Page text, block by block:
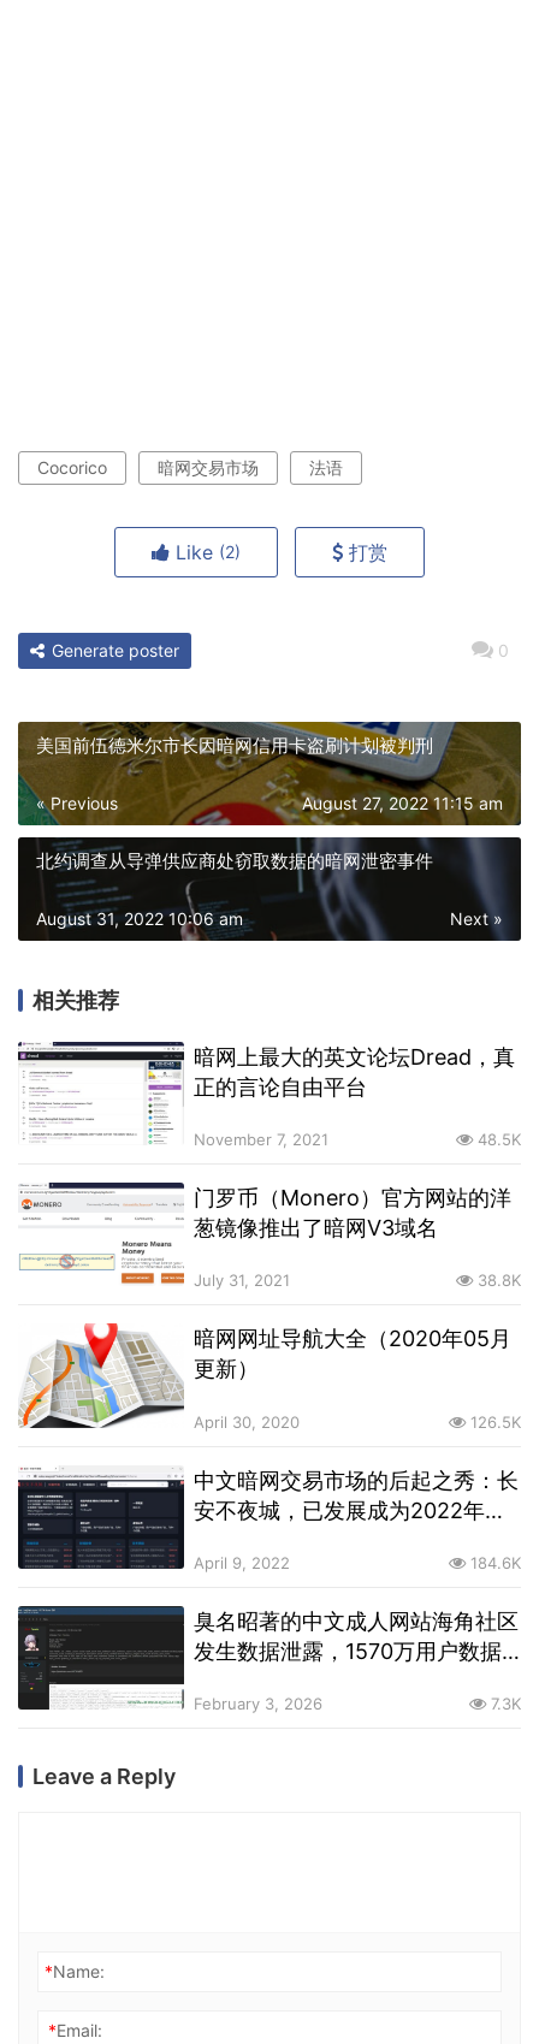
Cocorico 暗网交易市场 法语
Like (2) 打赏
0
Generate poster
美国前伍德米尔市长因暗网信用卡盗刷计划被判刑
« Previous August 27, 2022 11:15 am
北约调查从导弹供应商处窃取数据的暗网泄密事件
Next »
August 31, 2022 10:06 am
相关推荐
暗网上最大的英文论坛Dread，真
正的言论自由平台
November 7, 2021 48.5K
门罗币（Monero）官方网站的洋
葱镜像推出了暗网V3域名
July 31, 2021 38.8K
暗网网址导航大全（2020年05月
更新）
April 30, 2020 126.5K
中文暗网交易市场的后起之秀：长
安不夜城，已发展成为2022年最
April 9, 2022 184.6K
臭名昭著的中文成人网站海角社区
发生数据泄露，1570万用户数据
February 3, 2026 7.3K
Leave a Reply
*Name:
*Email: